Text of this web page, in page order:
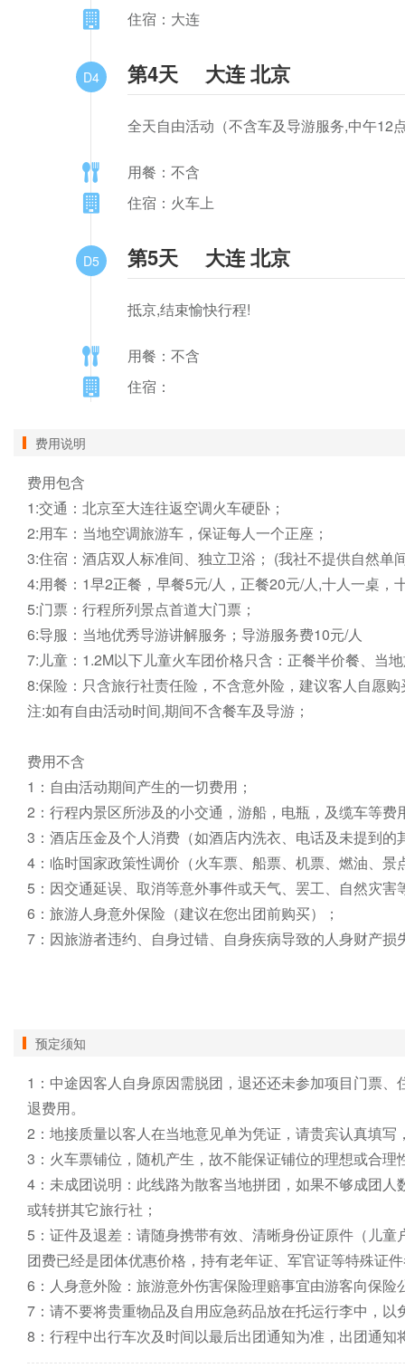
住宿：大连
D4 第4天 大连 北京
全天自由活动（不含车及导游服务,中午12
用餐：不含
住宿：火车上
D5 第5天 大连 北京
抵京,结束愉快行程!
用餐：不含
住宿：
费用说明
费用包含
1:交通：北京至大连往返空调火车硬卧；
2:用车：当地空调旅游车，保证每人一个正座；
3:住宿：酒店双人标准间、独立卫浴； (我社不提供自然单
4:用餐：1早2正餐，早餐5元/人，正餐20元/人,十人一
5:门票：行程所列景点首道大门票；
6:导服：当地优秀导游讲解服务；导游服务费10元/人
7:儿童：1.2M以下儿童火车团价格只含：正餐半价餐、当
8:保险：只含旅行社责任险，不含意外险，建议客人自愿
注:如有自由活动时间,期间不含餐车及导游；
费用不含
1：自由活动期间产生的一切费用；
2：行程内景区所涉及的小交通，游船，电瓶，及缆车等费
3：酒店压金及个人消费（如酒店内洗衣、电话及未提到的
4：临时国家政策性调价（火车票、船票、机票、燃油、景
5：因交通延误、取消等意外事件或天气、罢工、自然灾
6：旅游人身意外保险（建议在您出团前购买）；
7：因旅游者违约、自身过错、自身疾病导致的人身财产损
预定须知
1：中途因客人自身原因需脱团，退还还未参加项目门票
退费用。
2：地接质量以客人在当地意见单为凭证，请贵宾认真填
3：火车票铺位，随机产生，故不能保证铺位的理想或合
4：未成团说明：此线路为散客当地拼团，如果不够成团
或转拼其它旅行社；
5：证件及退差：请随身携带有效、清晰身份证原件（儿
团费已经是团体优惠价格，持有老年证、军官证等特殊证
6：人身意外险：旅游意外伤害保险理赔事宜由游客向保
7：请不要将贵重物品及自用应急药品放在托运行李中，
8：行程中出行车次及时间以最后出团通知为准，出团通